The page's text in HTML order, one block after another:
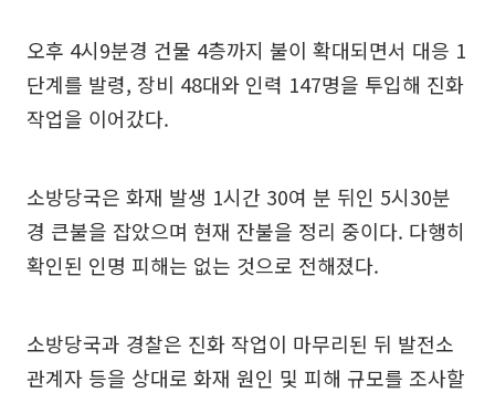
오후 4시9분경 건물 4층까지 불이 확대되면서 대응 1
단계를 발령, 장비 48대와 인력 147명을 투입해 진화
작업을 이어갔다.
소방당국은 화재 발생 1시간 30여 분 뒤인 5시30분
경 큰불을 잡았으며 현재 잔불을 정리 중이다. 다행히
확인된 인명 피해는 없는 것으로 전해졌다.
소방당국과 경찰은 진화 작업이 마무리된 뒤 발전소
관계자 등을 상대로 화재 원인 및 피해 규모를 조사할